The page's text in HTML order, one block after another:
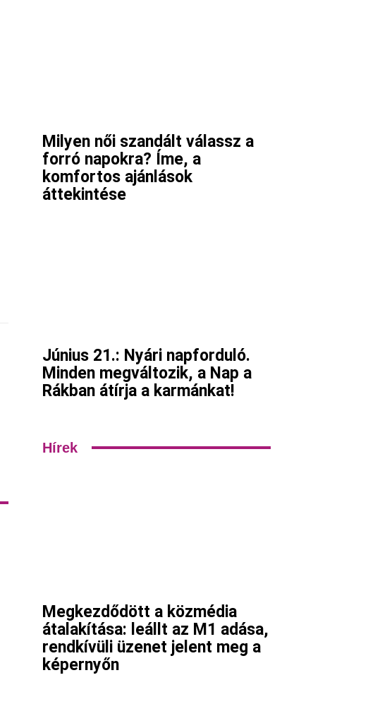
Viber
Milyen női szandált válassz a
forró napokra? Íme, a
komfortos ajánlások
áttekintése
Június 21.: Nyári napforduló.
Minden megváltozik, a Nap a
Rákban átírja a karmánkat!
Hírek
Megkezdődött a közmédia
átalakítása: leállt az M1 adása,
rendkívüli üzenet jelent meg a
képernyőn